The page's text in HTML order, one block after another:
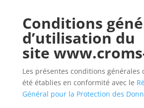
Conditions
d’utilisation du
site
Les présentes conditions générales
été établies en conformité avec le
Général pour la Protection des